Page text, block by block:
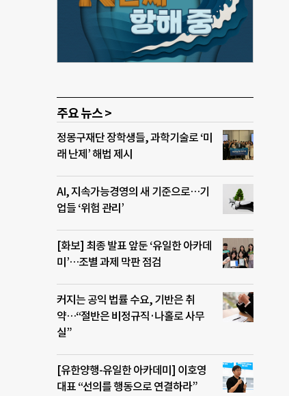
주요 뉴스 >
정몽구재단 장학생들, 과학기술로 ‘미
래 난제’ 해법 제시
AI, 지속가능경영의 새 기준으로…기
업들 ‘위험 관리’
[화보] 최종 발표 앞둔 ‘유일한 아카데
미’…조별 과제 막판 점검
커지는 공익 법률 수요, 기반은 취
약…“절반은 비정규직·나홀로 사무
실”
[유한양행-유일한 아카데미] 이호영
대표 “선의를 행동으로 연결하라”